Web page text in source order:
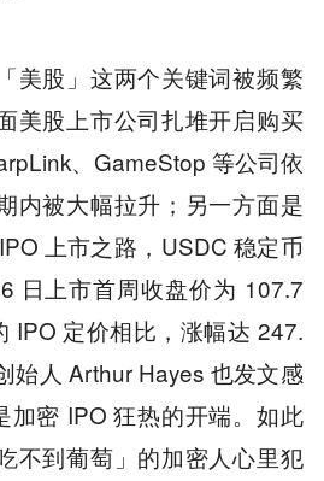
美股」这两个关键词被频繁
美股上市公司扎堆开启购买
、GameStop 等公司依
内被大幅拉升；另一方面是
上市之路，USDC 稳定币
日上市首周收盘价为 107.7
IPO 定价相比，涨幅达 247.
始人 Arthur Hayes 也发文感
加密 IPO 狂热的开端。如此
不到葡萄」的加密人心里犯